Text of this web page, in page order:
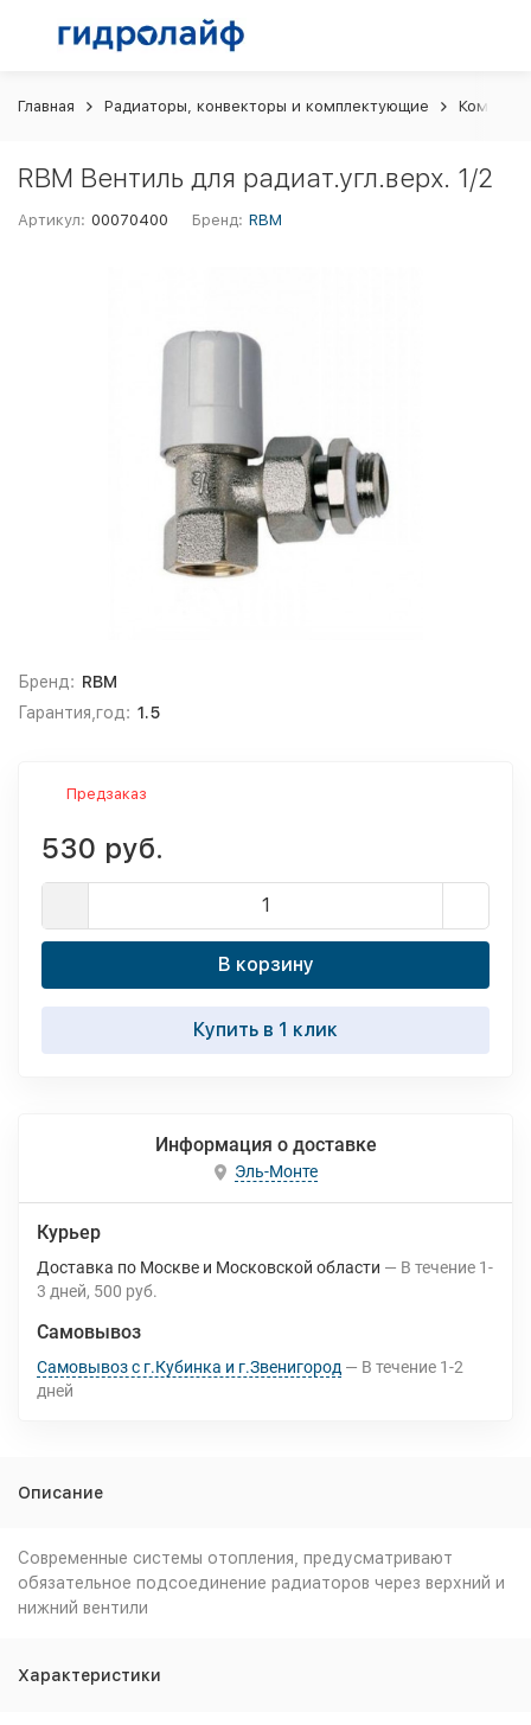
Главная Радиаторы, конвекторы и комплектующие
RBM Вентиль для радиат.угл.верх. 1/2
Артикул: 00070400 Бренд: RBM
Бренд: RBM
Гарантия,год: 1.5
Предзаказ
530 руб.
В корзину
Купить в 1 клик
Информация о доставке
Эль-Монте
Курьер
Доставка по Москве и Московской области В течение 1-
3 дней 500 руб.
Самовывоз
Самовывоз с г.Кубинка и г.Звенигород В течение 1-2
дней
Описание
Современные системы отопления, предусматривают
обязательное подсоединение радиаторов через верхний и
нижний вентили
Характеристики